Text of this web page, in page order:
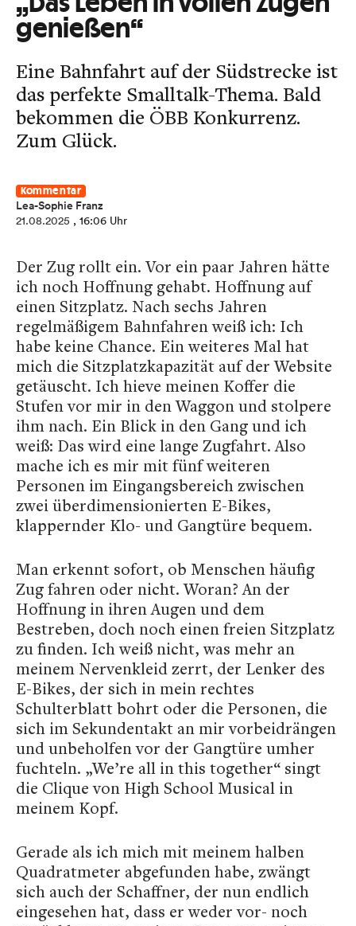
„Das Leben in vollen Zügen
genießen“
Eine Bahnfahrt auf der Südstrecke ist
das perfekte Smalltalk-Thema. Bald
bekommen die ÖBB Konkurrenz.
Zum Glück.
Kommentar
Lea-Sophie Franz
21.08.2025 , 16:06 Uhr
Der Zug rollt ein. Vor ein paar Jahren hätte
ich noch Hoffnung gehabt. Hoffnung auf
einen Sitzplatz. Nach sechs Jahren
regelmäßigem Bahnfahren weiß ich: Ich
habe keine Chance. Ein weiteres Mal hat
mich die Sitzplatzkapazität auf der Website
getäuscht. Ich hieve meinen Koffer die
Stufen vor mir in den Waggon und stolpere
ihm nach. Ein Blick in den Gang und ich
weiß: Das wird eine lange Zugfahrt. Also
mache ich es mir mit fünf weiteren
Personen im Eingangsbereich zwischen
zwei überdimensionierten E-Bikes,
klappernder Klo- und Gangtüre bequem.
Man erkennt sofort, ob Menschen häufig
Zug fahren oder nicht. Woran? An der
Hoffnung in ihren Augen und dem
Bestreben, doch noch einen freien Sitzplatz
zu finden. Ich weiß nicht, was mehr an
meinem Nervenkleid zerrt, der Lenker des
E-Bikes, der sich in mein rechtes
Schulterblatt bohrt oder die Personen, die
sich im Sekundentakt an mir vorbeidrängen
und unbeholfen vor der Gangtüre umher
fuchteln. „We’re all in this together“ singt
die Clique von High School Musical in
meinem Kopf.
Gerade als ich mich mit meinem halben
Quadratmeter abgefunden habe, zwängt
sich auch der Schaffner, der nun endlich
eingesehen hat, dass er weder vor- noch